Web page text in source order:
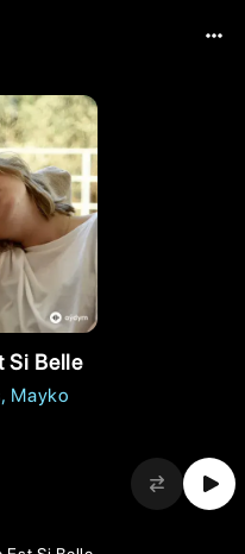
Si Belle
Mayko